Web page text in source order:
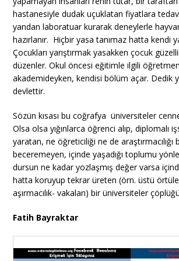
hastanesiyle dudak uçuklatan fiyatlara
yandan laboratuar kurarak deneylerle
hazırlanır. Hiçbir yasa tanımaz hatta kendi
Çocukları yarıştırmak yasakken çocuk
düzenler. Okul öncesi eğitimle ilgili
akademideyken, kendisi bölüm açar. Dedik
devlettir.
Sözün kısası bu coğrafya üniversiteler
Olsa olsa yığınlarca öğrenci alıp, diplomalı
yaratan, ne öğreticiliği ne de araştırmacılığı
beceremeyen, içinde yaşadığı toplumu
dursun ne kadar yozlaşmış değer varsa
hatta koruyup tekrar üreten (örn. üstü
aşırmacılık- vakaları) bir üniversiteler
Fatih Bayraktar